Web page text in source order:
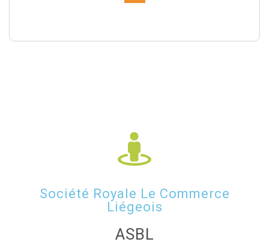
Société Royale Le Commerce
Liégeois
ASBL